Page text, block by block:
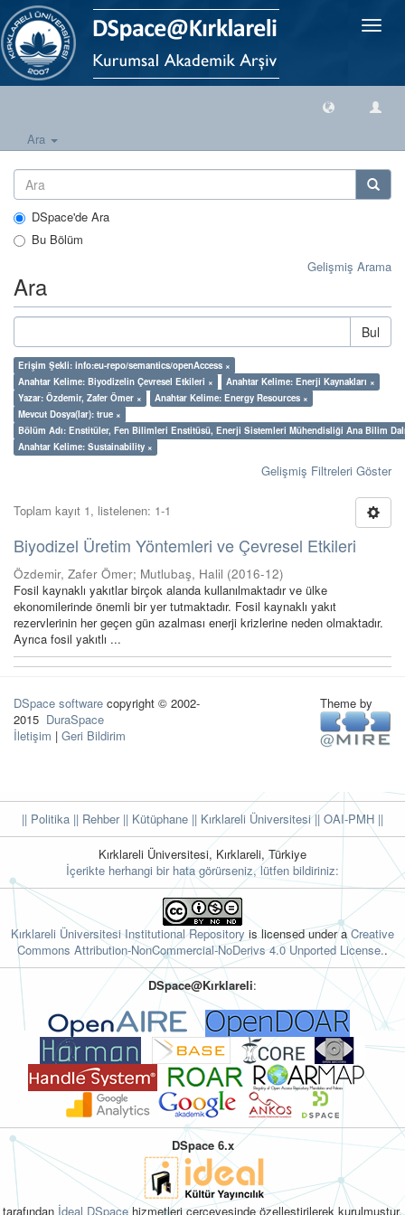
Geçiş
Ara
DSpace'de Ara
Bu Bölüm
Gelişmiş Arama
Ara
Bul
Erişim Şekli: info:eu-repo/semantics/openAccess ×
Anahtar Kelime: Biyodizelin Çevresel Etkileri ×
Anahtar Kelime: Enerji Kaynakları ×
Yazar: Özdemir, Zafer Ömer ×
Anahtar Kelime: Energy Resources ×
Mevcut Dosya(lar): true ×
Bölüm Adı: Enstitüler, Fen Bilimleri Enstitüsü, Enerji Sistemleri Mühendisliği Ana Bilim
Anahtar Kelime: Sustainability ×
Gelişmiş Filtreleri Göster
Toplam kayıt 1, listelenen: 1-1
Biyodizel Üretim Yöntemleri ve Çevresel Etkileri
Özdemir, Zafer Ömer; Mutlubaş, Halil (2016-12)
Fosil kaynaklı yakıtlar birçok alanda kullanılmaktadır ve ülke
ekonomilerinde önemli bir yer tutmaktadır. Fosil kaynaklı yakıt
rezervlerinin her geçen gün azalması enerji krizlerine neden olmaktadır.
Ayrıca fosil yakıtlı ...
DSpace software copyright © 2002-
2015 DuraSpace
İletişim | Geri Bildirim
Theme by
|| Politika || Rehber|| Kütüphane || Kırklareli Üniversitesi || OAI-PMH ||
Kırklareli Üniversitesi, Kırklareli, Türkiye
İçerikte herhangi bir hata görürseniz, lütfen bildiriniz:
Kırklareli Üniversitesi Institutional Repository is licensed under aCreative
Commons Attribution-NonCommercial-NoDerivs 4.0 Unported License..
DSpace@Kırklareli:
DSpace 6.x
tarafından İdeal DSpacehizmetleri çerçevesinde özelleştirilerek kurulmuştur.